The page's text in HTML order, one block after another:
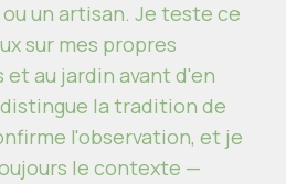
un artisan. Je teste ce
sur mes propres
au jardin avant d'en
la tradition de
l'observation, et je
le contexte —